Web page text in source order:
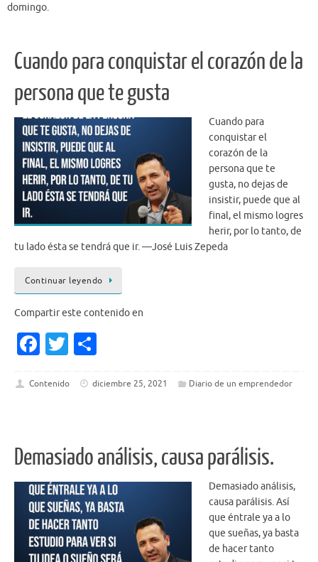
domingo.
Cuando para conquistar el corazón de la
persona que te gusta
Cuando para
conquistar el
corazón de la
persona que te
gusta, no dejas de
insistir, puede que al
final, el mismo logres
herir, por lo tanto, de
tu lado ésta se tendrá que ir. —José Luis Zepeda
Continuar leyendo
Compartir este contenido en
Fa
e
o
k
T
it ar
Contenido diciembre 25, 2021 Diario de un emprendedor
Demasiado análisis, causa parálisis.
Demasiado análisis,
causa parálisis. Así
que éntrale ya a lo
que sueñas, ya basta
de hacer tanto